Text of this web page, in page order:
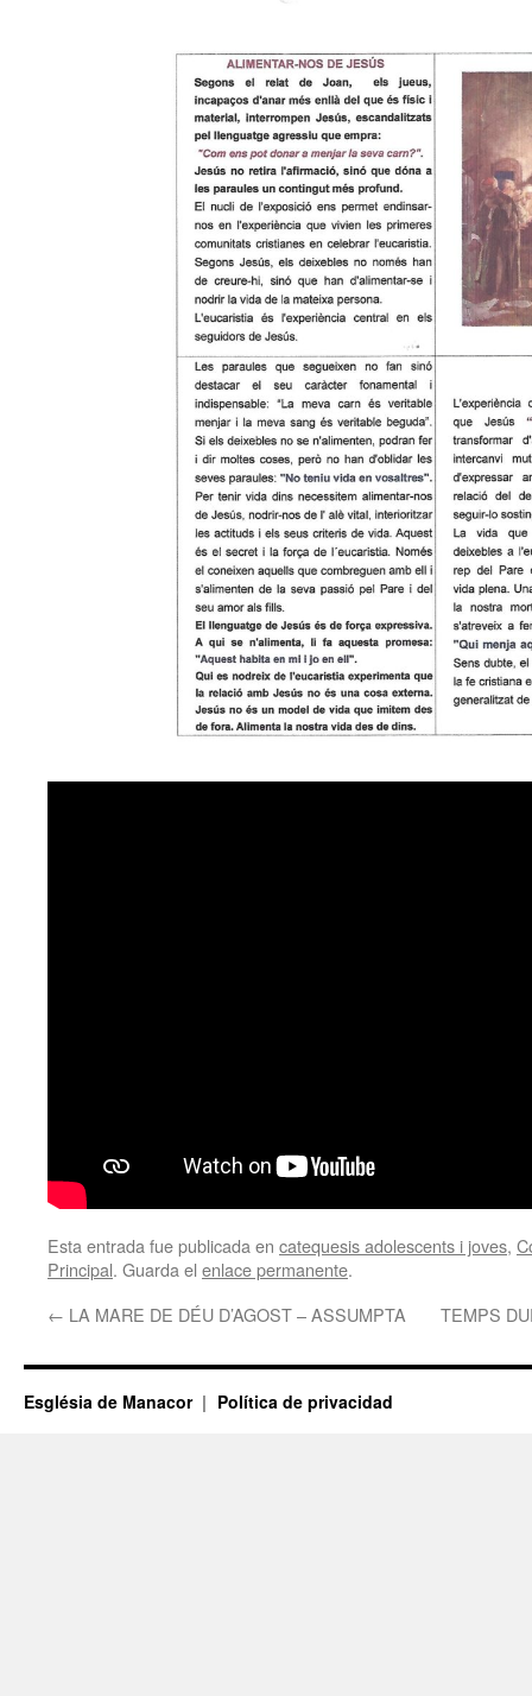
Esta entrada fue publicada en catequesis adolescents i joves,
Principal. Guarda el enlace permanente.
← LA MARE DE DÉU D’AGOST – ASSUMPTA TEMPS
Església de Manacor Política de privacidad